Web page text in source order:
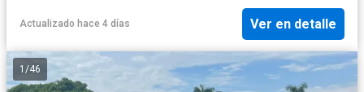
Actualizado hace 4 días Ver en detalle
1 /46